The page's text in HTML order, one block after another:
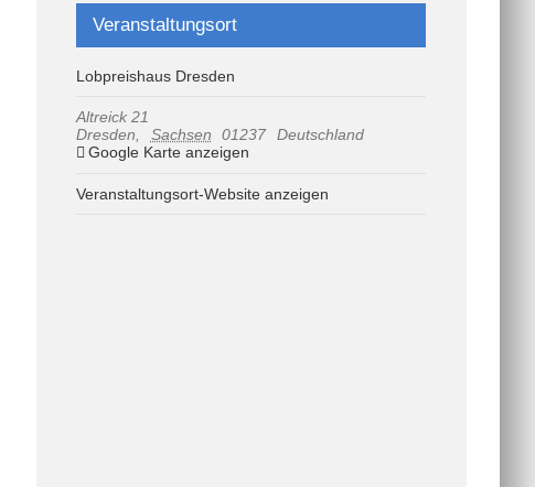
Veranstaltungsort
Lobpreishaus Dresden
Altreick 21
Dresden
Sachsen 01237
Deutschland
Google Karte anzeigen
Veranstaltungsort-Website anzeigen